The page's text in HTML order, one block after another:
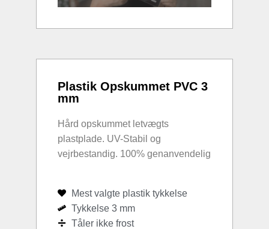
Plastik Opskummet PVC 3
mm
Hård opskummet letvægts
plastplade. UV-Stabil og
vejrbestandig. 100% genanvendelig
Mest valgte plastik tykkelse
Tykkelse 3 mm
Tåler ikke frost